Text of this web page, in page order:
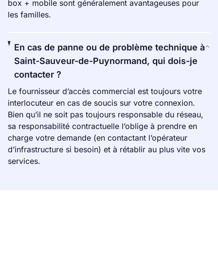
box + mobile sont généralement avantageuses pour
les familles.
En cas de panne ou de problème technique à
Saint-Sauveur-de-Puynormand, qui dois-je
contacter ?
Le fournisseur d’accès commercial est toujours votre
interlocuteur en cas de soucis sur votre connexion.
Bien qu’il ne soit pas toujours responsable du réseau,
sa responsabilité contractuelle l’oblige à prendre en
charge votre demande (en contactant l’opérateur
d’infrastructure si besoin) et à rétablir au plus vite vos
services.